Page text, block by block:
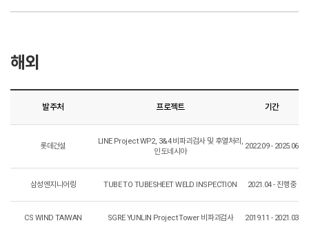
해외
발주처 프로젝트 기간
롯데건설
LINE Project WP2, 3&4 비파괴검사 및 후열처리,
인도네시아
2022.09 - 2025.06
삼성엔지니어링 TUBE TO TUBESHEET WELD INSPECTION 2021.04 - 진행중
CS WIND TAIWAN SGRE YUNLIN Project Tower 비파괴검사 2019.11 - 2021.03